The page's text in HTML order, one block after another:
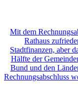
Mit dem
Rathaus
Stadtfinanzen, aber
Hälfte der
Bund und den
Rechnungsabschluss